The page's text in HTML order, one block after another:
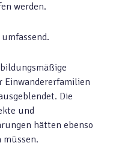
werden.
Einwandererfamilien
Die
und
hätten ebenso